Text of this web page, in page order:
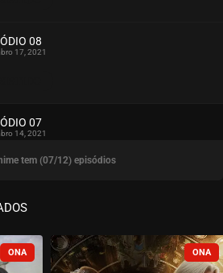
08
17, 2021
07
14, 2021
06
tem (07/12) episódios